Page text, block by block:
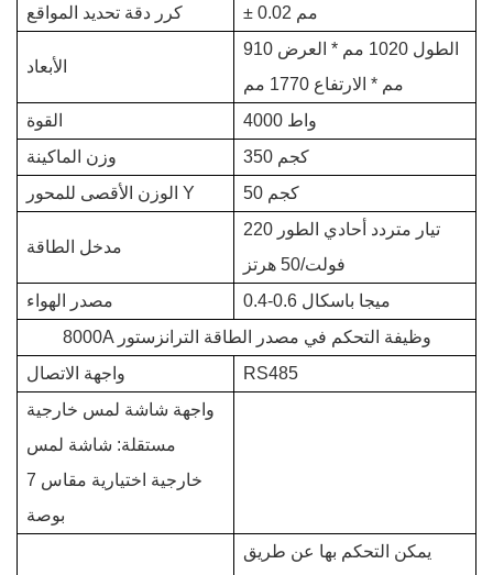
كرر دقة تحديد المواقع
± 0.02 مم
الأبعاد
الطول 1020 مم * العرض 910
مم * الارتفاع 1770 مم
القوة
4000 واط
وزن الماكينة
350 كجم
الوزن الأقصى للمحور Y
50 كجم
مدخل الطاقة
تيار متردد أحادي الطور 220
فولت/50 هرتز
مصدر الهواء
0.4-0.6 ميجا باسكال
8000A وظيفة التحكم في مصدر الطاقة الترانزستور
واجهة الاتصال
RS485
واجهة شاشة لمس خارجية
مستقلة: شاشة لمس
خارجية اختيارية مقاس 7
بوصة
يمكن التحكم بها عن طريق